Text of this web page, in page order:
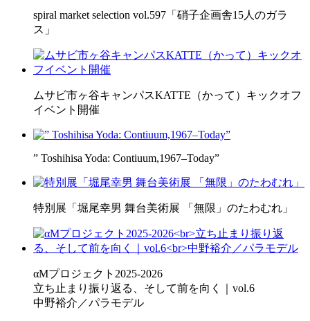
spiral market selection vol.597「硝子企画舎15人のガラ
ス」
ムサビ市ヶ谷キャンパスKATTE（かって）キックオフ
イベント開催
” Toshihisa Yoda: Contiuum,1967–Today”
特別展「堀尾幸男 舞台美術展 「無限」のたわむれ」
αMプロジェクト2025-2026
立ち止まり振り返る、そして前を向く｜vol.6
中野裕介／パラモデル